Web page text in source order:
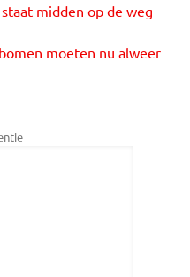
midden op de weg
moeten nu alweer